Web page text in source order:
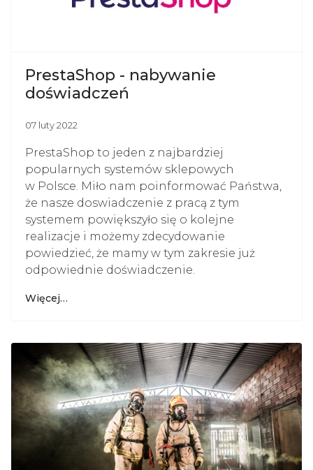
PrestaShop - nabywanie
doświadczeń
07 luty 2022
PrestaShop to jeden z najbardziej
popularnych systemów sklepowych
w Polsce. Miło nam poinformować Państwa,
że nasze doswiadczenie z pracą z tym
systemem powiększyło się o kolejne
realizacje i możemy zdecydowanie
powiedzieć, że mamy w tym zakresie już
odpowiednie doświadczenie.
Więcej…